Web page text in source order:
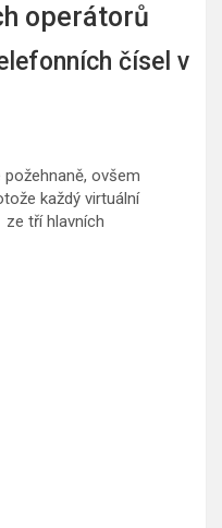
operátorů
čísel v
ovšem
každý virtuální
tří hlavních